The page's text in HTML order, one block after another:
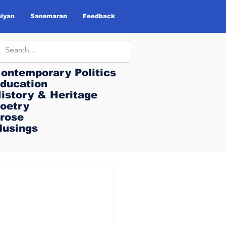
Sansmaran Feedback
Politics
& Heritage
Politics
& Heritage